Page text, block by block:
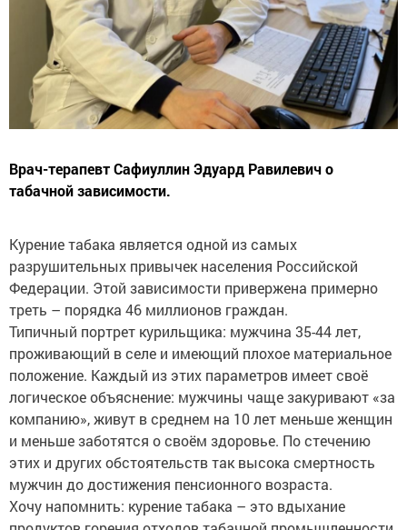
Врач-терапевт Сафиуллин Эдуард Равилевич о
табачной зависимости.
Курение табака является одной из самых
разрушительных привычек населения Российской
Федерации. Этой зависимости привержена примерно
треть – порядка 46 миллионов граждан.
Типичный портрет курильщика: мужчина 35-44 лет,
проживающий в селе и имеющий плохое материальное
положение. Каждый из этих параметров имеет своё
логическое объяснение: мужчины чаще закуривают «за
компанию», живут в среднем на 10 лет меньше женщин
и меньше заботятся о своём здоровье. По стечению
этих и других обстоятельств так высока смертность
мужчин до достижения пенсионного возраста.
Хочу напомнить: курение табака – это вдыхание